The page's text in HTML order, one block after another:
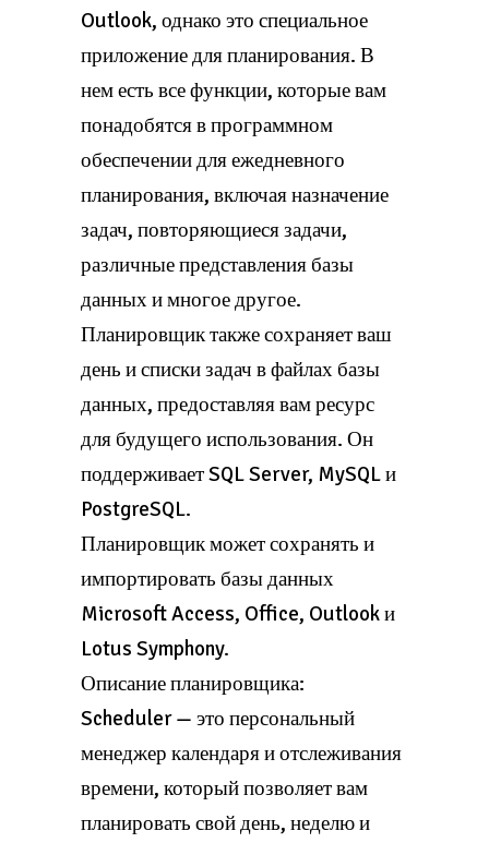
Outlook, однако это специальное
приложение для планирования. В
нем есть все функции, которые вам
понадобятся в программном
обеспечении для ежедневного
планирования, включая назначение
задач, повторяющиеся задачи,
различные представления базы
данных и многое другое.
Планировщик также сохраняет ваш
день и списки задач в файлах базы
данных, предоставляя вам ресурс
для будущего использования. Он
поддерживает SQL Server, MySQL и
PostgreSQL.
Планировщик может сохранять и
импортировать базы данных
Microsoft Access, Office, Outlook и
Lotus Symphony.
Описание планировщика:
Scheduler — это персональный
менеджер календаря и отслеживания
времени, который позволяет вам
планировать свой день, неделю и